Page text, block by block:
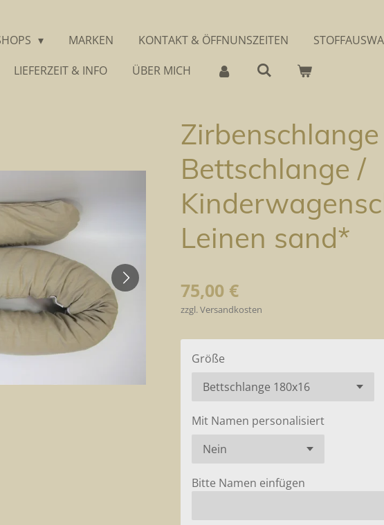
MARKEN KONTAKT & ÖFFNUNSZEITEN
LIEFERZEIT & INFO
ÜBER MICH
Bettschlange /
Leinen sand*
75,00 €
zzgl. Versandkosten
Größe
Mit Namen personalisiert
Bitte Namen einfügen